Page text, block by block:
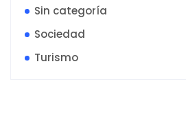
Sin categoría
Sociedad
Turismo